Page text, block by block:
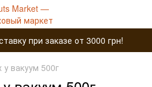
при заказе от 3000 грн!
вакуум 500г